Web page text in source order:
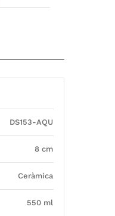
DS153-AQU
8 cm
Ceràmica
550 ml